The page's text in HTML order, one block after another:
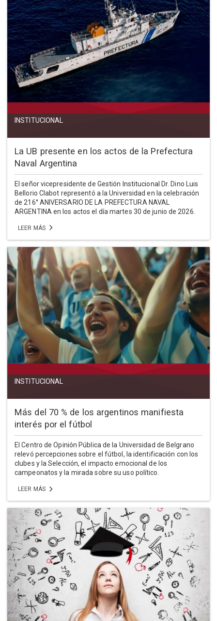
INSTITUCIONAL
La UB presente en los actos de la Prefectura
Naval Argentina
El señor vicepresidente de Gestión Institucional Dr. Dino Luis
Bellorio Clabot representó a la Universidad en la celebración
de 216° ANIVERSARIO DE LA PREFECTURA NAVAL
ARGENTINA en los actos el día martes 30 de junio de 2026.
LEER MÁS
INSTITUCIONAL
Más del 70 % de los argentinos manifiesta
interés por el fútbol
El Centro de Opinión Pública de la Universidad de Belgrano
relevó percepciones sobre el fútbol, la identificación con los
clubes y la Selección, el impacto emocional de los
campeonatos y la mirada sobre su uso político.
LEER MÁS